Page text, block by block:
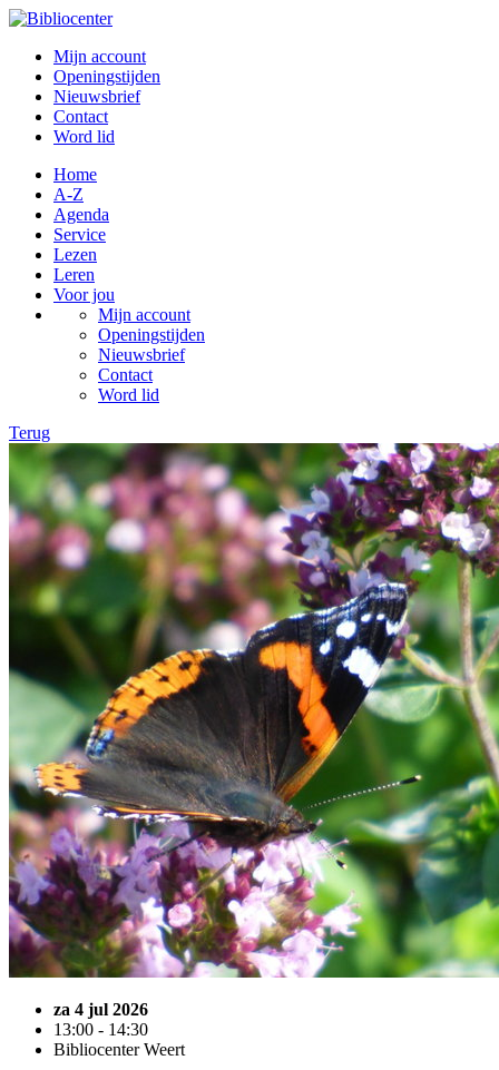
Mijn account
Openingstijden
Nieuwsbrief
Contact
Word lid
Home
A-Z
Agenda
Service
Lezen
Leren
Voor jou
Mijn account
Openingstijden
Nieuwsbrief
Contact
Word lid
Terug
za 4 jul 2026
13:00 - 14:30
Bibliocenter Weert